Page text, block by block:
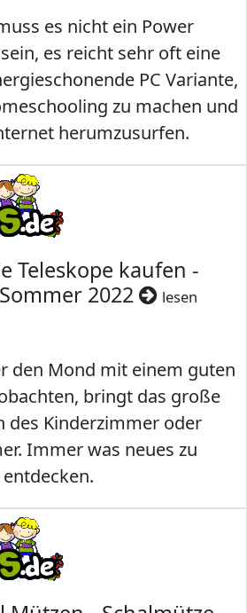
es nicht ein Power
es reicht sehr oft eine
PC Variante,
zu machen und
herumzusurfen.
Teleskope kaufen -
2022
lesen
den Mond mit einem guten
bringt das große
des Kinderzimmer oder
Immer was neues zu
entdecken.